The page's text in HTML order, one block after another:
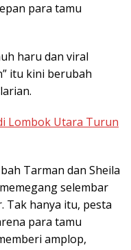
para tamu
haru dan viral
itu kini berubah
Lombok Utara Turun
Tarman dan Sheila
selembar
Tak hanya itu, pesta
para tamu
amplop,